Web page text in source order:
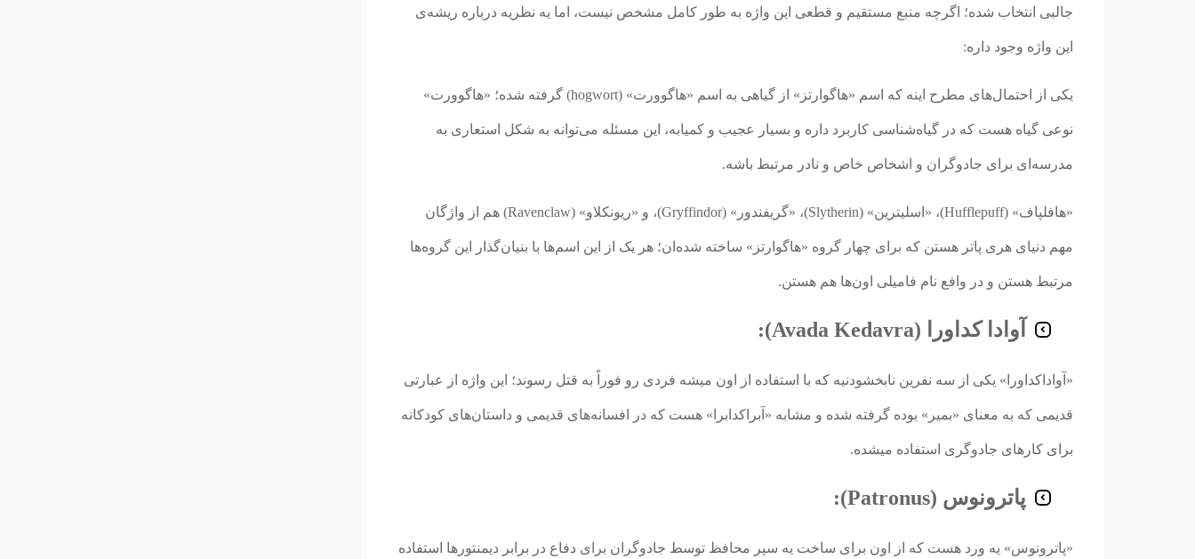
جالبی انتخاب شده؛ اگرچه منبع مستقیم و قطعی این واژه به طور کامل مشخص نیست، اما یه نظریه درباره ریشه‌ی
این واژه وجود داره:
یکی از احتمال‌های مطرح اینه که اسم «هاگوارتز» از گیاهی به اسم «هاگوورت» (hogwort) گرفته شده؛ «هاگوورت»
نوعی گیاه هست که در گیاه‌شناسی کاربرد داره و بسیار عجیب و کمیابه، این مسئله می‌توانه به شکل استعاری به
مدرسه‌ای برای جادوگران و اشخاص خاص و نادر مرتبط باشه.
«هافلپاف» (Hufflepuff)، «اسلیترین» (Slytherin)، «گریفندور» (Gryffindor)، و «ریونکلاو» (Ravenclaw) هم از واژگان
مهم دنیای هری پاتر هستن که برای چهار گروه «هاگوارتز» ساخته شده‌ان؛ هر یک از این اسم‌ها با بنیان‌گذار این گروه‌ها
مرتبط هستن و در وافع نام فامیلی اون‌ها هم هستن.
آوادا کداورا (Avada Kedavra):
«آواداکداورا» یکی از سه نفرین‌ نابخشودنیه که با استفاده از اون میشه فردی رو فوراً به قتل رسوند؛ این واژه از عبارتی
قدیمی که به معنای «بمیر» بوده گرفته شده و مشابه «آبراکدابرا» هست که در افسانه‌های قدیمی و داستان‌های کودکانه
برای کارهای جادوگری استفاده میشده.
پاترونوس (Patronus):
«پاترونوس» یه ورد هست که از اون برای ساخت یه سپر محافظ توسط جادوگران برای دفاع در برابر دیمنتورها استفاده